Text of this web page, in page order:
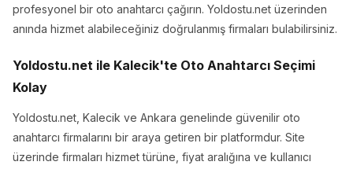
profesyonel bir oto anahtarcı çağırın. Yoldostu.net üzerinden
anında hizmet alabileceğiniz doğrulanmış firmaları bulabilirsiniz.
Yoldostu.net ile Kalecik'te Oto Anahtarcı Seçimi
Kolay
Yoldostu.net, Kalecik ve Ankara genelinde güvenilir oto
anahtarcı firmalarını bir araya getiren bir platformdur. Site
üzerinde firmaları hizmet türüne, fiyat aralığına ve kullanıcı